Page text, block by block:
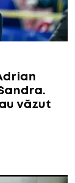
văzut